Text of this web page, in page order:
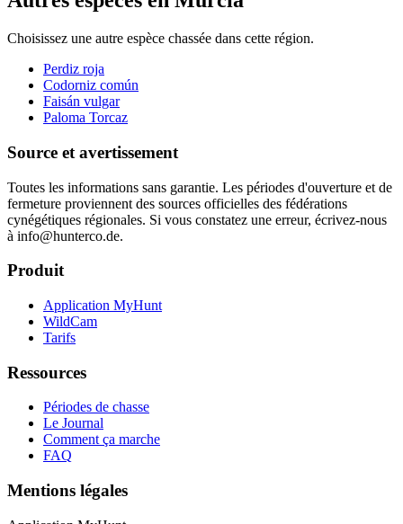
Choisissez une autre espèce chassée dans cette région.
Perdiz roja
Codorniz común
Faisán vulgar
Paloma Torcaz
Source et avertissement
Toutes les informations sans garantie. Les périodes d'ouverture et de
fermeture proviennent des sources officielles des fédérations
cynégétiques régionales. Si vous constatez une erreur, écrivez-nous
à info@hunterco.de.
Produit
Application MyHunt
WildCam
Tarifs
Ressources
Périodes de chasse
Le Journal
Comment ça marche
FAQ
Mentions légales